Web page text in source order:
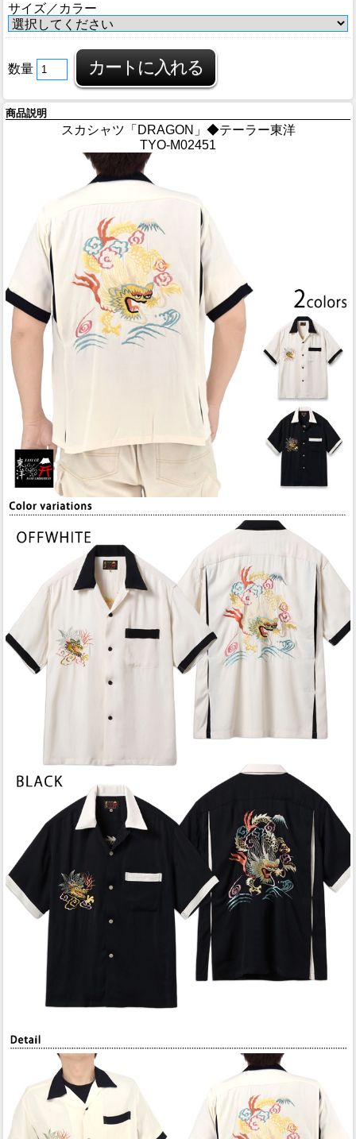
サイズ／カラー
数量
商品説明
スカシャツ「DRAGON」◆テーラー東洋
TYO-M02451